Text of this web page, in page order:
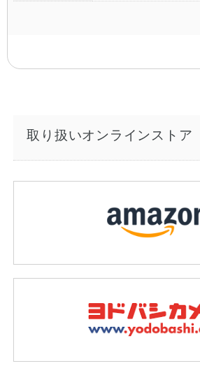
取り扱いオンラインストア